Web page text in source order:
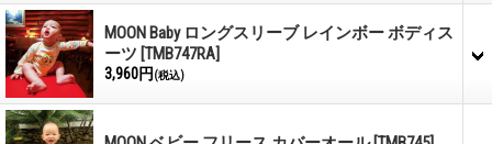
MOON Baby ロングスリーブ レインボー ボディス
ーツ [TMB747RA]
3,960円 (税込)